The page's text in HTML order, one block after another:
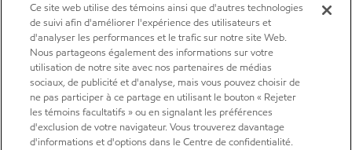
Ce site web utilise des témoins ainsi que d'autres technologies
de suivi afin d'améliorer l'expérience des utilisateurs et
d'analyser les performances et le trafic sur notre site Web.
Nous partageons également des informations sur votre
utilisation de notre site avec nos partenaires de médias
sociaux, de publicité et d'analyse, mais vous pouvez choisir de
ne pas participer à ce partage en utilisant le bouton « Rejeter
les témoins facultatifs » ou en signalant les préférences
d'exclusion de votre navigateur. Vous trouverez davantage
d'informations et d'options dans le Centre de confidentialité.